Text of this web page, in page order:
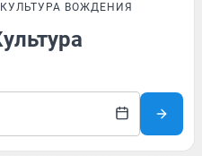
КУЛЬТУРА ВОЖДЕНИЯ